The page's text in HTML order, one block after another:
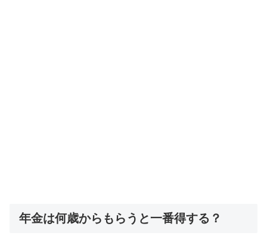
年金は何歳からもらうと一番得する？